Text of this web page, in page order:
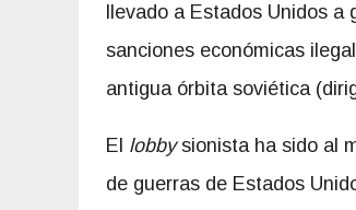
llevado a Estados Unidos
sanciones económicas
antigua órbita soviética
El lobbysionista ha sido al
de guerras de Estados